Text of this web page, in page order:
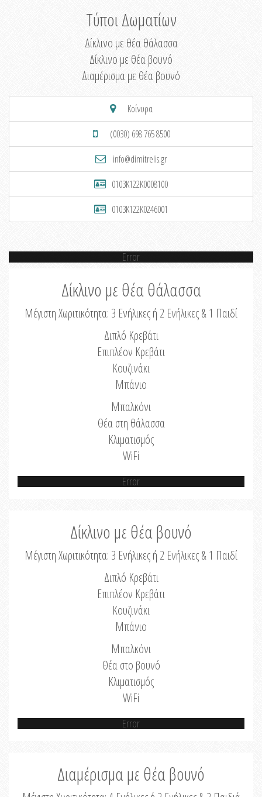
Τύποι Δωματίων
Δίκλινο με θέα θάλασσα
Δίκλινο με θέα βουνό
Διαμέρισμα με θέα βουνό
Κοίνυρα
(0030) 698 765 8500
info@dimitrelis.gr
0103K122K0008100
0103K122K0246001
Error
Δίκλινο με θέα θάλασσα
Μέγιστη Χωριτικότητα: 3 Ενήλικες ή 2 Ενήλικες & 1 Παιδί
Διπλό Κρεβάτι
Επιπλέον Κρεβάτι
Κουζινάκι
Μπάνιο
Μπαλκόνι
Θέα στη θάλασσα
Κλιματισμός
WiFi
Error
Δίκλινο με θέα βουνό
Μέγιστη Χωριτικότητα: 3 Ενήλικες ή 2 Ενήλικες & 1 Παιδί
Διπλό Κρεβάτι
Επιπλέον Κρεβάτι
Κουζινάκι
Μπάνιο
Μπαλκόνι
Θέα στο βουνό
Κλιματισμός
WiFi
Error
Διαμέρισμα με θέα βουνό